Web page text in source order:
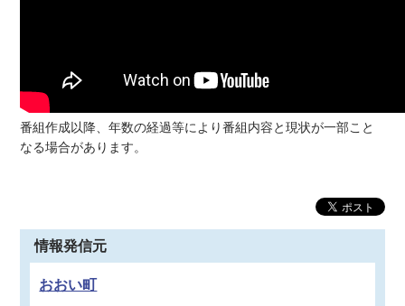
番組作成以降、年数の経過等により番組内容と現状が一部こと
なる場合があります。
情報発信元
おおい町